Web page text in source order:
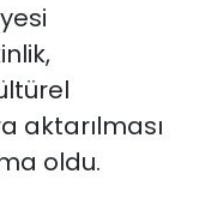
aktarılması
oldu.